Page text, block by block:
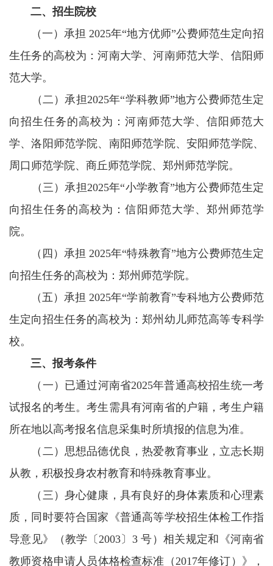
二、招生院校
（一）承担 2025年“地方优师”公费师范生定向招
生任务的高校为：河南大学、河南师范大学、信阳师
范大学。
（二）承担2025年“学科教师”地方公费师范生定
向招生任务的高校为：河南师范大学、信阳师范大
学、洛阳师范学院、南阳师范学院、安阳师范学院、
周口师范学院、商丘师范学院、郑州师范学院。
（三）承担2025年“小学教育”地方公费师范生定
向招生任务的高校为：信阳师范大学、郑州师范学
院。
（四）承担 2025年“特殊教育”地方公费师范生定
向招生任务的高校为：郑州师范学院。
（五）承担 2025年“学前教育”专科地方公费师范
生定向招生任务的高校为：郑州幼儿师范高等专科学
校。
三、报考条件
（一）已通过河南省2025年普通高校招生统一考
试报名的考生。考生需具有河南省的户籍，考生户籍
所在地以高考报名信息采集时所填报的信息为准。
（二）思想品德优良，热爱教育事业，立志长期
从教，积极投身农村教育和特殊教育事业。
（三）身心健康，具有良好的身体素质和心理素
质，同时要符合国家《普通高等学校招生体检工作指
导意见》（教学〔2003〕3 号）相关规定和《河南省
教师资格申请人员体格检查标准（2017年修订）》，